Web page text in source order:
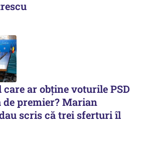
care ar obține voturile PSD
premier? Marian
scris că trei sferturi îl